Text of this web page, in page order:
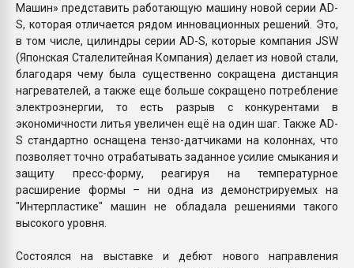
Машин» представить работающую машину новой серии AD-
S, которая отличается рядом инновационных решений. Это,
в том числе, цилиндры серии AD-S, которые компания JSW
(Японская Сталелитейная Компания) делает из новой стали,
благодаря чему была существенно сокращена дистанция
нагревателей, а также еще больше сокращено потребление
электроэнергии, то есть разрыв с конкурентами в
экономичности литья увеличен ещё на один шаг. Также AD-
S стандартно оснащена тензо-датчиками на колоннах, что
позволяет точно отрабатывать заданное усилие смыкания и
защиту пресс-форму, реагируя на температурное
расширение формы – ни одна из демонстрируемых на
"Интерпластике" машин не обладала решениями такого
высокого уровня.
Состоялся на выставке и дебют нового направления